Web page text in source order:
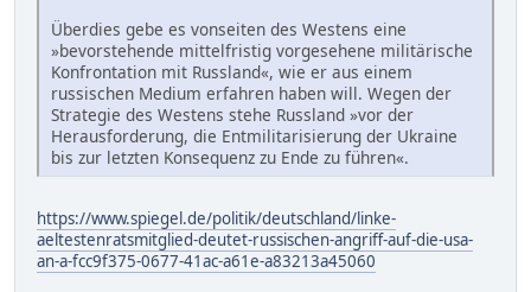
Überdies gebe es vonseiten des Westens eine
»bevorstehende mittelfristig vorgesehene militärische
Konfrontation mit Russland«, wie er aus einem
russischen Medium erfahren haben will. Wegen der
Strategie des Westens stehe Russland »vor der
Herausforderung, die Entmilitarisierung der Ukraine
bis zur letzten Konsequenz zu Ende zu führen«.
https://www.spiegel.de/politik/deutschland/linke-
aeltestenratsmitglied-deutet-russischen-angriff-auf-die-usa-
an-a-fcc9f375-0677-41ac-a61e-a83213a45060